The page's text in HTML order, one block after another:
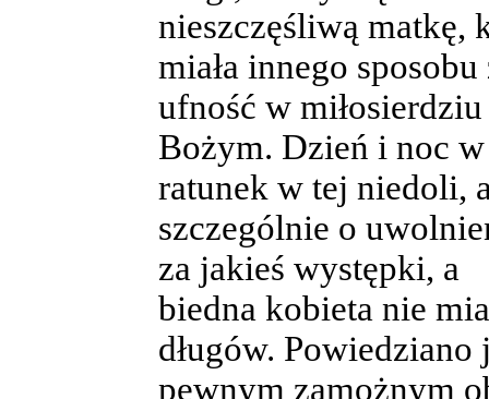
nieszczęśliwą matkę,
miała innego
ufność w miłosierdziu
Bożym. Dzień i noc w
ratunek w tej niedoli,
szczególnie o
za jakieś występki, a
biedna kobieta nie
długów. Powiedziano
pewnym zamożnym